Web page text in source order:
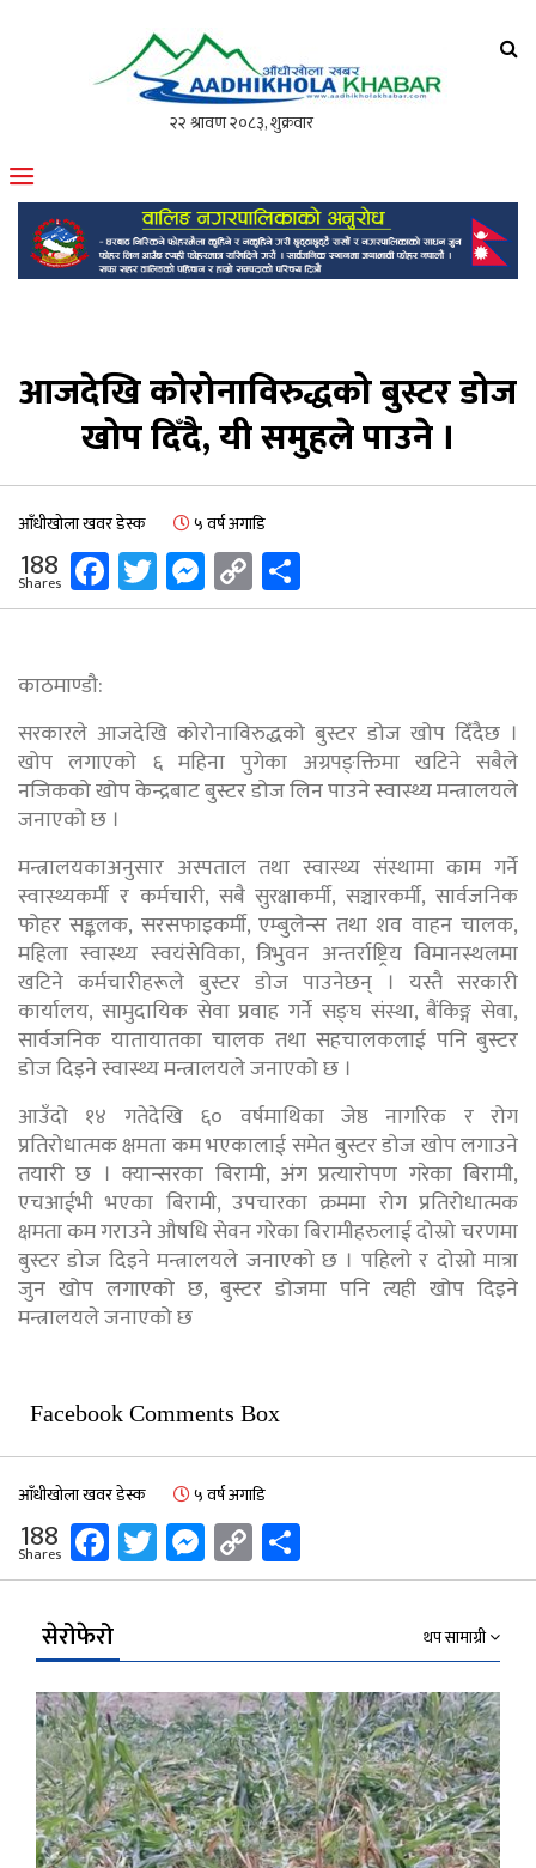
मोफसलकै लोकप्रिय अनलाइन पत्रिका
आजदेखि कोरोनाविरुद्धको बुस्टर डोज
खोप दिँदै, यी समुहले पाउने ।
आँधीखोला खवर डेस्क ५ वर्ष अगाडि
188
Shares Facebook
Twitter
Messenger
Copy
Link
काठमाण्डौ:
सरकारले आजदेखि कोरोनाविरुद्धको बुस्टर डोज खोप दिँदैछ ।
खोप लगाएको ६ महिना पुगेका अग्रपङ्क्तिमा खटिने सबैले
नजिकको खोप केन्द्रबाट बुस्टर डोज लिन पाउने स्वास्थ्य मन्त्रालयले
जनाएको छ ।
मन्त्रालयकाअनुसार अस्पताल तथा स्वास्थ्य संस्थामा काम गर्ने
स्वास्थ्यकर्मी र कर्मचारी, सबै सुरक्षाकर्मी, सञ्चारकर्मी, सार्वजनिक
फोहर सङ्कलक, सरसफाइकर्मी, एम्बुलेन्स तथा शव वाहन चालक,
महिला स्वास्थ्य स्वयंसेविका, त्रिभुवन अन्तर्राष्ट्रिय विमानस्थलमा
खटिने कर्मचारीहरूले बुस्टर डोज पाउनेछन् । यस्तै सरकारी
कार्यालय, सामुदायिक सेवा प्रवाह गर्ने सङ्घ संस्था, बैंकिङ्ग सेवा,
सार्वजनिक यातायातका चालक तथा सहचालकलाई पनि बुस्टर
डोज दिइने स्वास्थ्य मन्त्रालयले जनाएको छ ।
आउँदो १४ गतेदेखि ६० वर्षमाथिका जेष्ठ नागरिक र रोग
प्रतिरोधात्मक क्षमता कम भएकालाई समेत बुस्टर डोज खोप लगाउने
तयारी छ । क्यान्सरका बिरामी, अंग प्रत्यारोपण गरेका बिरामी,
एचआईभी भएका बिरामी, उपचारका क्रममा रोग प्रतिरोधात्मक
क्षमता कम गराउने औषधि सेवन गरेका बिरामीहरुलाई दोस्रो चरणमा
बुस्टर डोज दिइने मन्त्रालयले जनाएको छ । पहिलो र दोस्रो मात्रा
जुन खोप लगाएको छ, बुस्टर डोजमा पनि त्यही खोप दिइने
मन्त्रालयले जनाएको छ
Facebook Comments Box
आँधीखोला खवर डेस्क ५ वर्ष अगाडि
188
Shares Facebook
Twitter
Messenger
Copy
Link
सेरोफेरो थप सामाग्री